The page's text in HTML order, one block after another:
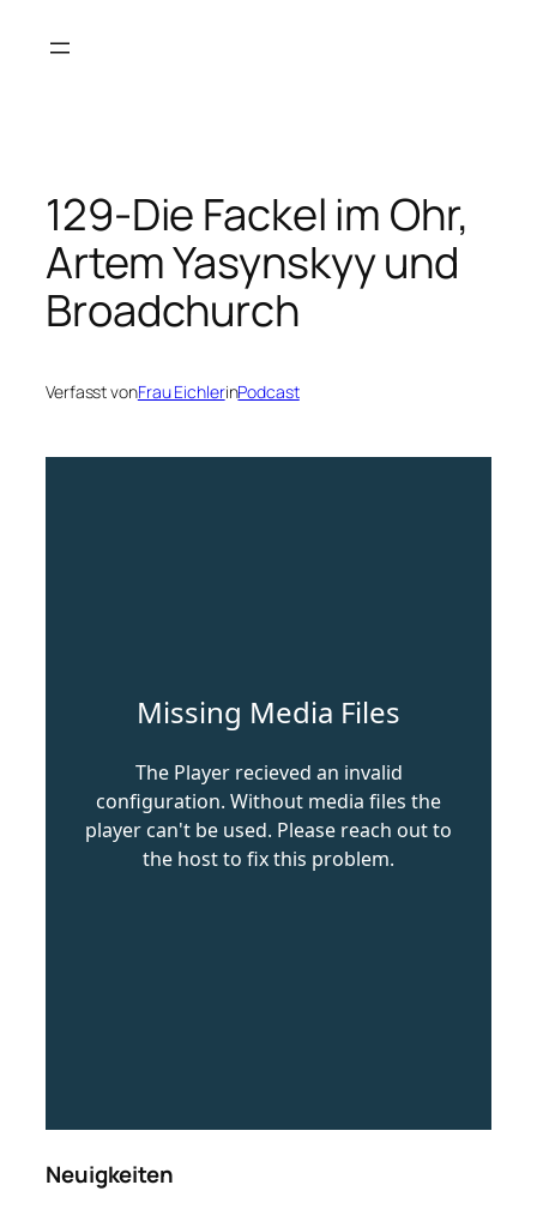
Inhalt
129-Die Fackel im Ohr,
Artem Yasynskyy und
Broadchurch
Verfasst vonFrau EichlerinPodcast
Neuigkeiten